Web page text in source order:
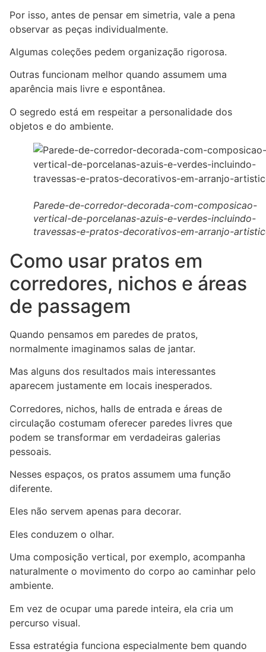
Por isso, antes de pensar em simetria, vale a pena
observar as peças individualmente.
Algumas coleções pedem organização rigorosa.
Outras funcionam melhor quando assumem uma
aparência mais livre e espontânea.
O segredo está em respeitar a personalidade dos
objetos e do ambiente.
Parede-de-corredor-decorada-com-composicao-
vertical-de-porcelanas-azuis-e-verdes-incluindo-
travessas-e-pratos-decorativos-em-arranjo-
Como usar pratos em
corredores, nichos e áreas
de passagem
Quando pensamos em paredes de pratos,
normalmente imaginamos salas de jantar.
Mas alguns dos resultados mais interessantes
aparecem justamente em locais inesperados.
Corredores, nichos, halls de entrada e áreas de
circulação costumam oferecer paredes livres que
podem se transformar em verdadeiras galerias
pessoais.
Nesses espaços, os pratos assumem uma função
diferente.
Eles não servem apenas para decorar.
Eles conduzem o olhar.
Uma composição vertical, por exemplo, acompanha
naturalmente o movimento do corpo ao caminhar pelo
ambiente.
Em vez de ocupar uma parede inteira, ela cria um
percurso visual.
Essa estratégia funciona especialmente bem quando